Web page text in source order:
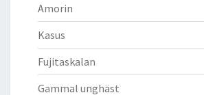
Amorin
Kasus
Fujitaskalan
Gammal unghäst